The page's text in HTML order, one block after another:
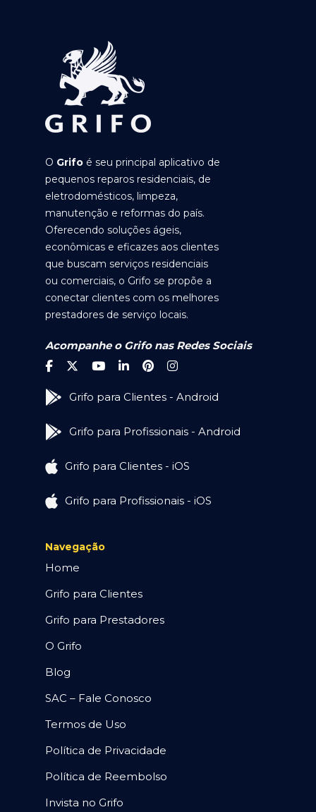
O Grifo é seu principal aplicativo de
pequenos reparos residenciais, de
eletrodomésticos, limpeza,
manutenção e reformas do país.
Oferecendo soluções ágeis,
econômicas e eficazes aos clientes
que buscam serviços residenciais
ou comerciais, o Grifo se propõe a
conectar clientes com os melhores
prestadores de serviço locais.
Acompanhe o Grifo nas Redes Sociais
Grifo para Clientes - Android
Grifo para Profissionais - Android
Grifo para Clientes - iOS
Grifo para Profissionais - iOS
Navegação
Home
Grifo para Clientes
Grifo para Prestadores
O Grifo
Blog
SAC – Fale Conosco
Termos de Uso
Política de Privacidade
Política de Reembolso
Invista no Grifo